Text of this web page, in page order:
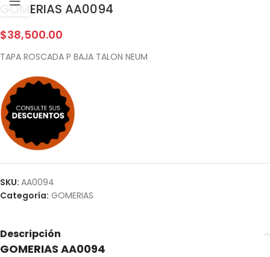
GOMERIAS AA0094
$38,500.00
TAPA ROSCADA P BAJA TALON NEUM
SKU: AA0094
Categoría: GOMERIAS
Descripción
GOMERIAS AA0094